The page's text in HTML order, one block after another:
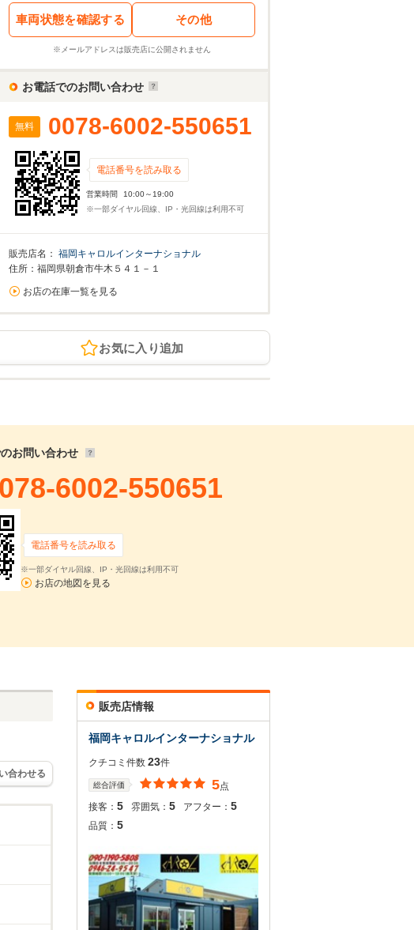
車両状態を確認する その他
※メールアドレスは販売店に公開されません
お電話でのお問い合わせ
無料 0078-6002-550651
電話番号を読み取る
営業時間
10:00～19:00
※一部ダイヤル回線、IP・光回線は利用不可
販売店名： 福岡キャロルインターナショナル
住所：福岡県朝倉市牛木５４１－１
お店の在庫一覧を見る
お気に入り追加
お問い合わせ
6002-550651
電話番号を読み取る
※一部ダイヤル回線、IP・光回線は利用不可
お店の地図を見る
合わせる
販売店情報
福岡キャロルインターナショナル
クチコミ件数 23件
総合評価 5点
接客： 5 雰囲気： 5 アフター： 5
品質： 5